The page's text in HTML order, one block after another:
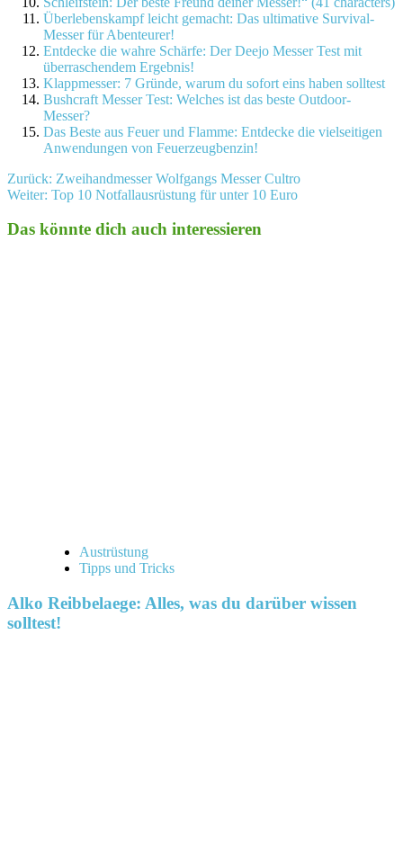
Überlebenskampf leicht gemacht: Das ultimative Survival-
Messer für Abenteurer!
Entdecke die wahre Schärfe: Der Deejo Messer Test mit
überraschendem Ergebnis!
Klappmesser: 7 Gründe, warum du sofort eins haben solltest
Bushcraft Messer Test: Welches ist das beste Outdoor-
Messer?
Das Beste aus Feuer und Flamme: Entdecke die vielseitigen
Anwendungen von Feuerzeugbenzin!
Beitragsnavigation
Zurück: Zweihandmesser Wolfgangs Messer Cultro
Weiter: Top 10 Notfallausrüstung für unter 10 Euro
Das könnte dich auch interessieren
Austrüstung
Tipps und Tricks
Alko Reibbelaege: Alles, was du darüber wissen
solltest!